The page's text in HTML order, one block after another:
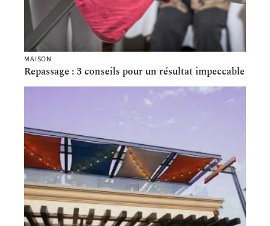
MAISON
Repassage : 3 conseils pour un résultat impeccable